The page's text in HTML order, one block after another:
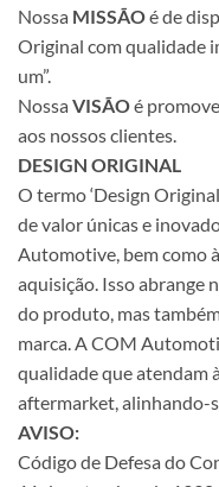
Nossa MISSÃOé de
Original com qualidade
um”.
Nossa VISÃOé
aos nossos clientes.
DESIGN ORIGINAL
O termo ‘Design
de valor únicas e
Automotive, bem como
aquisição. Isso abrange
do produto, mas
marca. A COM
qualidade que atendam
aftermarket, alinhando-
AVISO:
Código de Defesa do